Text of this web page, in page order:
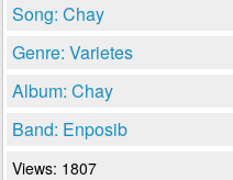
Song: Chay
Genre: Varietes
Album: Chay
Band: Enposib
Views: 1807